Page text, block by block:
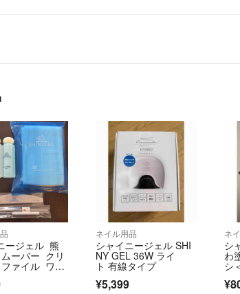
ージェル 熊
ーバー クリ
ァイル ワイ
ネイル用品
シャイニージェル SHI
NY GEL 36W ライ
ト 有線タイプ
¥5,399
ネ
シ
わ
シ